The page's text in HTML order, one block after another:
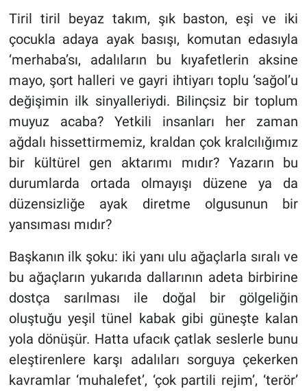
Tiril tiril beyaz takım, şık baston, eşi ve iki
çocukla adaya ayak basışı, komutan edasıyla
‘merhaba’sı, adalıların bu kıyafetlerin aksine
mayo, şort halleri ve gayri ihtiyarı toplu ‘sağol’u
değişimin ilk sinyalleriydi. Bilinçsiz bir toplum
muyuz acaba? Yetkili insanları her zaman
ağdalı hissettirmemiz, kraldan çok kralcılığımız
bir kültürel gen aktarımı mıdır? Yazarın bu
durumlarda ortada olmayışı düzene ya da
düzensizliğe ayak diretme olgusunun bir
yansıması mıdır?
Başkanın ilk şoku: iki yanı ulu ağaçlarla sıralı ve
bu ağaçların yukarıda dallarının adeta birbirine
dostça sarılması ile doğal bir gölgeliğin
oluştuğu yeşil tünel kabak gibi güneşte kalan
yola dönüşür. Hatta ufacık çatlak seslerle bunu
eleştirenlere karşı adalıları sorguya çekerken
kavramlar ‘muhalefet’, ‘çok partili rejim’, ‘terör’